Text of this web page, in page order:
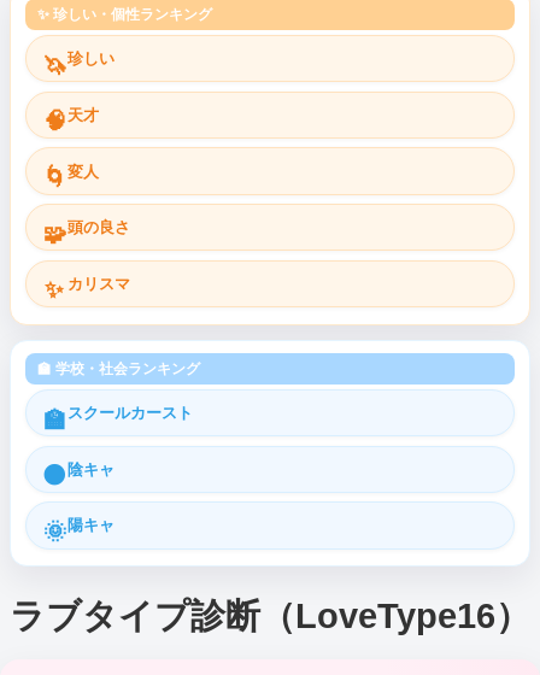
✨ 珍しい・個性ランキング
🦄珍しい
🧠 天才
🌀 変人
🧩頭の良さ
✨ カリスマ
🏫 学校・社会ランキング
🏫 スクールカースト
🌑陰キャ
🌞 陽キャ
ラブタイプ診断（LoveType16）